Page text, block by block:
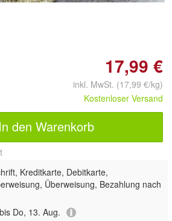
17,99 €
inkl. MwSt. (17,99 €/kg)
Kostenloser Versand
In den Warenkorb
Kreditkarte, Debitkarte,
Überweisung, Bezahlung nach
Do, 13. Aug.